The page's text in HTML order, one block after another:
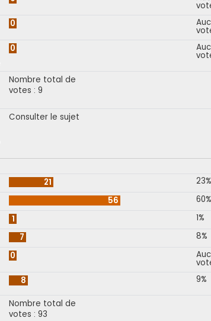
0
0
Nombre total de
votes : 9
Consulter le sujet
21
23%
56
60%
1
1%
7
8%
0
8 9%
Nombre total de
votes : 93